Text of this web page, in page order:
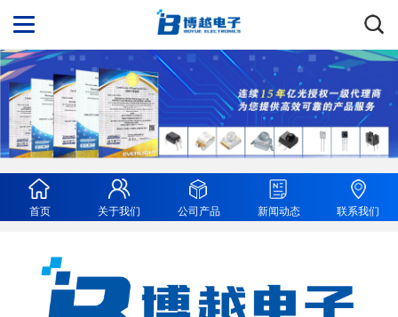
首页 关于我们 公司产品 新闻动态 联系我们